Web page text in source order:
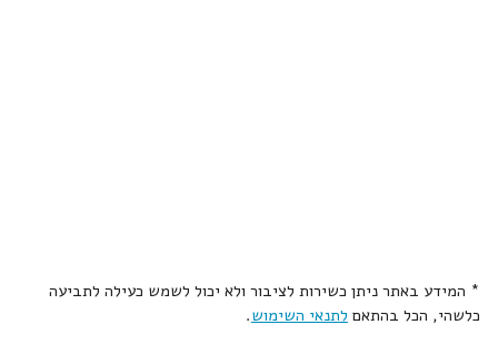
* המידע באתר ניתן כשירות לציבור ולא יכול לשמש כעילה לתביעה
כלשהי, הכל בהתאם לתנאי השימוש.